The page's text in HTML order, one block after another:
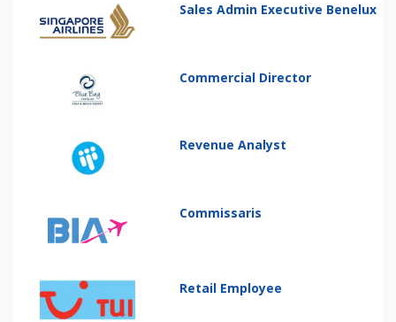
Sales Admin Executive Benelux
Commercial Director
Revenue Analyst
Commissaris
Retail Employee